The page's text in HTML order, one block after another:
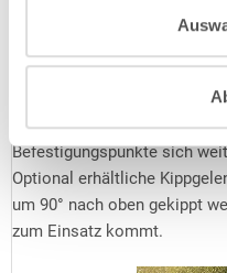
Das hängt von einer
Auflagefläche, manche
diesem Fall stünde eine
Weg und Sie benötigen eine
Befestigungspunkte sich
Optional erhältliche
um 90° nach oben gekippt
zum Einsatz kommt.